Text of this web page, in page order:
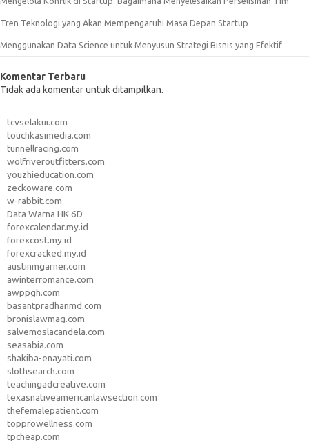
Tren Teknologi yang Akan Mempengaruhi Masa Depan Startup
Menggunakan Data Science untuk Menyusun Strategi Bisnis yang Efektif
Komentar Terbaru
Tidak ada komentar untuk ditampilkan.
tcvselakui.com
touchkasimedia.com
tunnellracing.com
wolfriveroutfitters.com
youzhieducation.com
zeckoware.com
w-rabbit.com
Data Warna HK 6D
forexcalendar.my.id
forexcost.my.id
forexcracked.my.id
austinmgarner.com
awinterromance.com
awppgh.com
basantpradhanmd.com
bronislawmag.com
salvemoslacandela.com
seasabia.com
shakiba-enayati.com
slothsearch.com
teachingadcreative.com
texasnativeamericanlawsection.com
thefemalepatient.com
topprowellness.com
tpcheap.com